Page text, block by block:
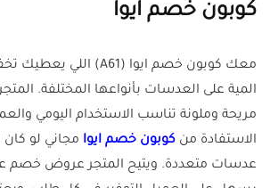
كوبون خصم ايوا
المية على العدسات بأنواعها المختلفة.
مريحة وملونة تناسب الاستخدام اليومي
الاستفادة من كوبون خصم ايوا مجاني لو
عدسات متعددة. ويتيح المتجر عروض خصم